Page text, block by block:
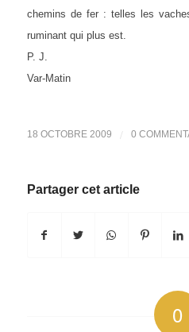
chemins de fer : telles les
ruminant qui plus est.
P. J.
Var-Matin
18 OCTOBRE 2009 / 0
Partager cet article
0